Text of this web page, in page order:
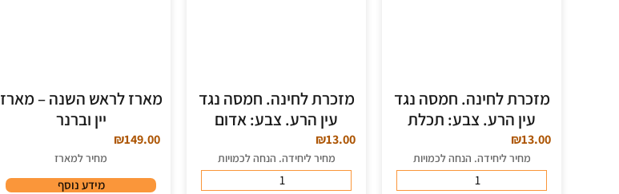
מזכרת לחינה. חמסה נגד
עין הרע. צבע: תכלת
₪13.00
מחיר ליחידה. הנחה לכמויות
מזכרת לחינה. חמסה נגד
עין הרע. צבע: אדום
₪13.00
מחיר ליחידה. הנחה לכמויות
מארז לראש השנה – מארז
יין וברנר
₪149.00
מחיר למארז
מידע נוסף